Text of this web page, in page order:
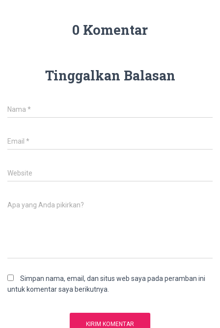
0 Komentar
Tinggalkan Balasan
Nama *
Email *
Website
Apa yang Anda pikirkan?
Simpan nama, email, dan situs web saya pada peramban ini
untuk komentar saya berikutnya.